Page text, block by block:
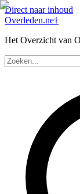
Direct naar inhoud
Overleden.ne†
Het Overzicht van